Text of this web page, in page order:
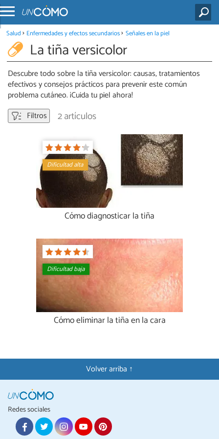
Salud Enfermedades y efectos secundarios Señales en la piel
La tiña versicolor
Descubre todo sobre la tiña versicolor: causas, tratamientos
efectivos y consejos prácticos para prevenir este común
problema cutáneo. ¡Cuida tu piel ahora!
Filtros
2 artículos
Dificultad alta
Cómo diagnosticar la tiña
Dificultad baja
Cómo eliminar la tiña en la cara
Volver arriba ↑
Redes sociales